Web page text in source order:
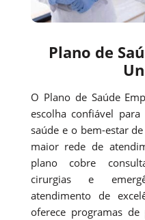
Plano de
O Plano de Saúde
escolha confiável
saúde e o bem-estar
maior rede de
plano cobre
cirurgias e
atendimento de
oferece programas